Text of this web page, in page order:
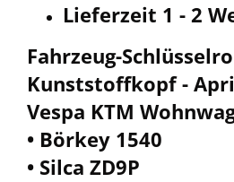
Lieferzeit 1 - 2
Fahrzeug-
Kunststoffkopf -
Vespa KTM
• Börkey 1540
• Silca ZD9P